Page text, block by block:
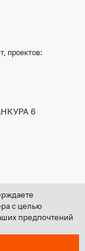
проектов:
6
НН»
с целью
предпочтений